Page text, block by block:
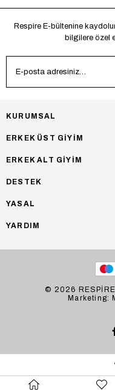
Respire E-bültenine
bilgilere özel
KURUMSAL
ERKEK ÜST GİYİM
ERKEK ALT GİYİM
DESTEK
YASAL
YARDIM
© 2026
Marketing: